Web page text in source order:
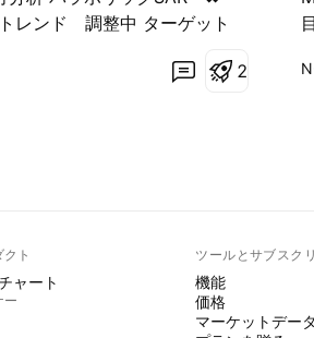
ンド 調整中 ターゲット
ボリックSAR ✖ トレン
2
ト
ャート
ー
ツールとサブスク
機能
価格
マーケットデータ